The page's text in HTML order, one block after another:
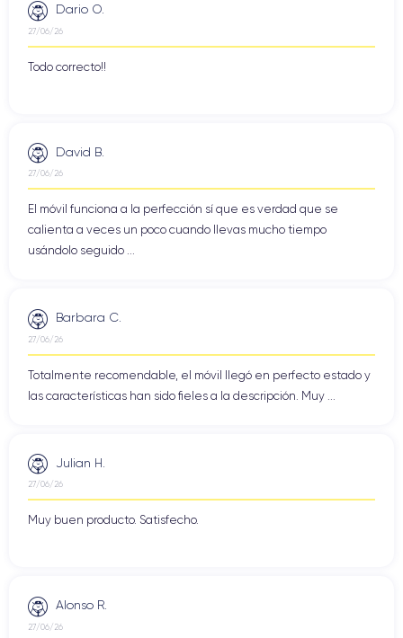
Dario O.
27/06/26
Todo correcto!!
David B.
27/06/26
El móvil funciona a la perfección sí que es verdad que se
calienta a veces un poco cuando llevas mucho tiempo
usándolo seguido ...
Barbara C.
27/06/26
Totalmente recomendable, el móvil llegó en perfecto estado y
las características han sido fieles a la descripción. Muy ...
Julian H.
27/06/26
Muy buen producto. Satisfecho.
Alonso R.
27/06/26